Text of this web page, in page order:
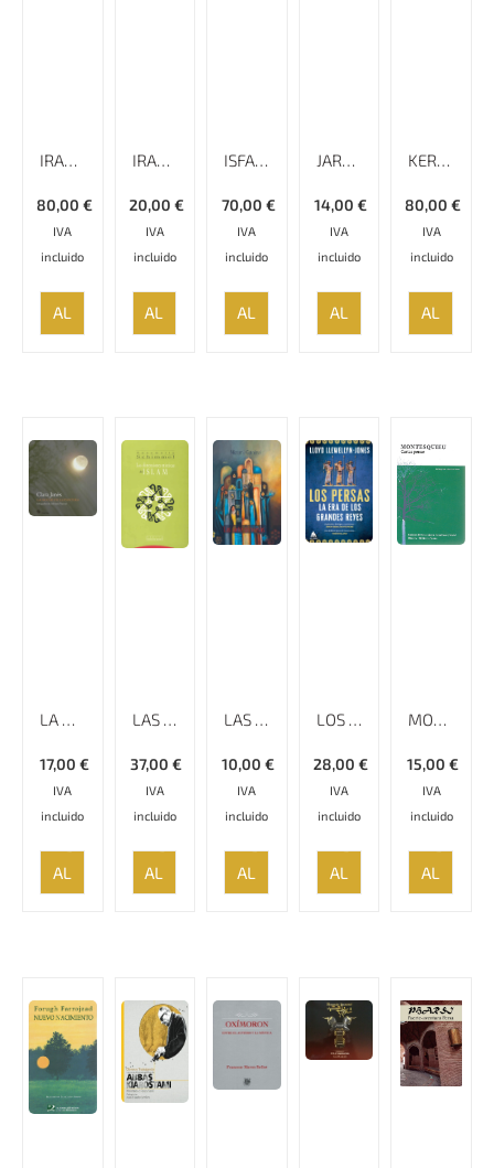
€
80,00
IVA
incluido
AL
CARRITO
IRAN TRAVEL GUIDE SECOND EDITION MAJESTIC IRAN; A DIFFERENT EXPERIENCE
€
20,00
IVA
incluido
AL
CARRITO
€
70,00
IVA
incluido
AL
CARRITO
€
14,00
IVA
incluido
AL
CARRITO
€
80,00
IVA
incluido
AL
CARRITO
LA NOCHE DE LA PANTERA
€
17,00
IVA
incluido
AL
CARRITO
LAS DIMENSIONES MISTICAS DEL ISLAM
€
37,00
IVA
incluido
AL
CARRITO
LAS SIETE PRINCESAS
€
10,00
IVA
incluido
AL
CARRITO
LOS PERSAS LA ERA DE LOS GRANDES REYES
€
28,00
IVA
incluido
AL
CARRITO
MONTESQUIEU CARTAS PERSAS
€
15,00
IVA
incluido
AL
CARRITO